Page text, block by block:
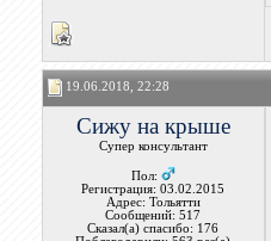
19.06.2018, 22:28
Сижу на крыше
Супер консультант
Пол:
Регистрация: 03.02.2015
Адрес: Тольятти
Сообщений: 517
Сказал(а) спасибо: 176